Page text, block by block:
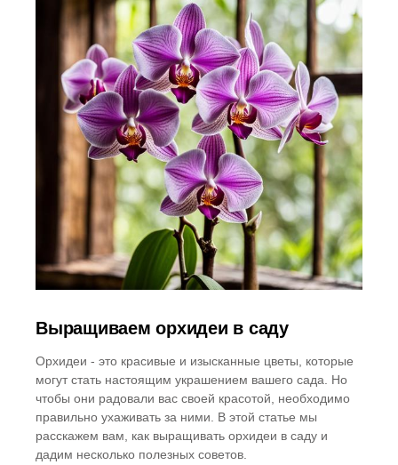
Выращиваем орхидеи в саду
Орхидеи - это красивые и изысканные цветы, которые
могут стать настоящим украшением вашего сада. Но
чтобы они радовали вас своей красотой, необходимо
правильно ухаживать за ними. В этой статье мы
расскажем вам, как выращивать орхидеи в саду и
дадим несколько полезных советов.